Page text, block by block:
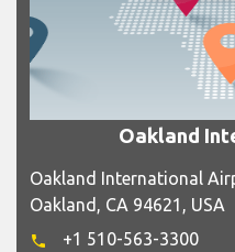
Oakland
Oakland International
Oakland, CA 94621, USA
phone +1 510-563-3300